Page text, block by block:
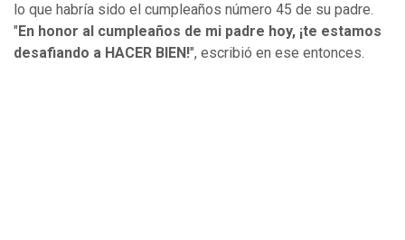
lo que habría sido el cumpleaños número 45 de su padre.
" En honor al cumpleaños de mi padre hoy, ¡te estamos
desafiando a HACER BIEN!", escribió en ese entonces.